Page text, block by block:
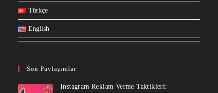
Türkçe
English
Son Paylaşımlar
Instagram Reklam Verme Taktikleri: